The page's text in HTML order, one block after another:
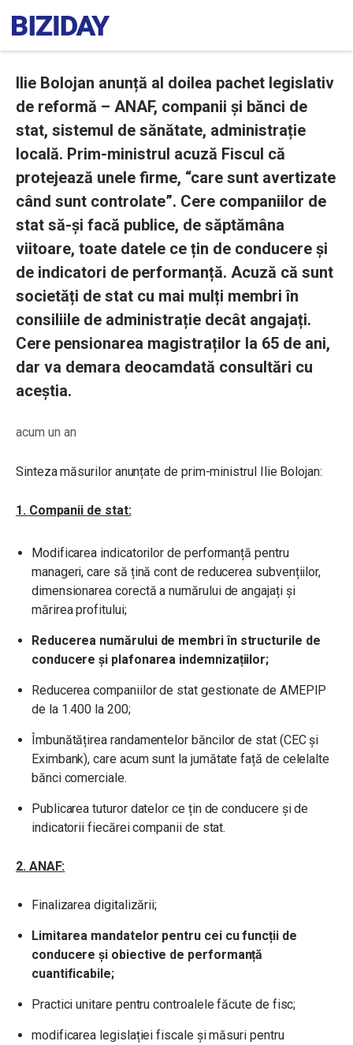
Ilie Bolojan anunță al doilea pachet legislativ
de reformă – ANAF, companii și bănci de
stat, sistemul de sănătate, administrație
locală. Prim-ministrul acuză Fiscul că
protejează unele firme, “care sunt avertizate
când sunt controlate”. Cere companiilor de
stat să-și facă publice, de săptămâna
viitoare, toate datele ce țin de conducere și
de indicatori de performanță. Acuză că sunt
societăți de stat cu mai mulți membri în
consiliile de administrație decât angajați.
Cere pensionarea magistraților la 65 de ani,
dar va demara deocamdată consultări cu
aceștia.
acum un an
Sinteza măsurilor anunțate de prim-ministrul Ilie Bolojan:
1. Companii de stat:
Modificarea indicatorilor de performanță pentru
manageri, care să țină cont de reducerea subvențiilor,
dimensionarea corectă a numărului de angajați și
mărirea profitului;
Reducerea numărului de membri în structurile de
conducere și plafonarea indemnizațiilor;
Reducerea companiilor de stat gestionate de AMEPIP
de la 1.400 la 200;
Îmbunătățirea randamentelor băncilor de stat (CEC și
Eximbank), care acum sunt la jumătate față de celelalte
bănci comerciale.
Publicarea tuturor datelor ce țin de conducere și de
indicatorii fiecărei companii de stat.
2. ANAF:
Finalizarea digitalizării;
Limitarea mandatelor pentru cei cu funcții de
conducere și obiective de performanță
cuantificabile;
Practici unitare pentru controalele făcute de fisc;
modificarea legislației fiscale și măsuri pentru